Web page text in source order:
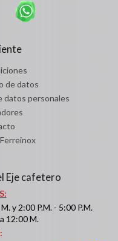
de datos
datos personales
Eje cafetero
y 2:00 P.M. - 5:00 P.M.
12:00 M.